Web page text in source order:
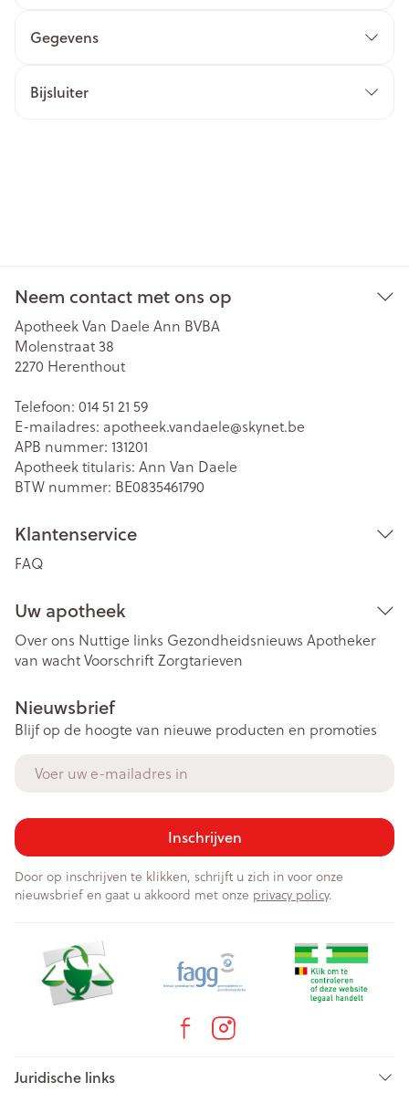
Gegevens
Bijsluiter
Neem contact met ons op
Apotheek Van Daele Ann BVBA
Molenstraat 38
2270 Herenthout
Telefoon: 014 51 21 59
E-mailadres: apotheek.vandaele@skynet.be
APB nummer: 131201
Apotheek titularis: Ann Van Daele
BTW nummer: BE0835461790
Klantenservice
FAQ
Uw apotheek
Over ons Nuttige links Gezondheidsnieuws Apotheker
van wachtVoorschriftZorgtarieven
Nieuwsbrief
Blijf op de hoogte van nieuwe producten en promoties
Inschrijven
Door op inschrijven te klikken, schrijft u zich in voor onze
nieuwsbrief en gaat u akkoord met onze privacy policy.
Juridische links